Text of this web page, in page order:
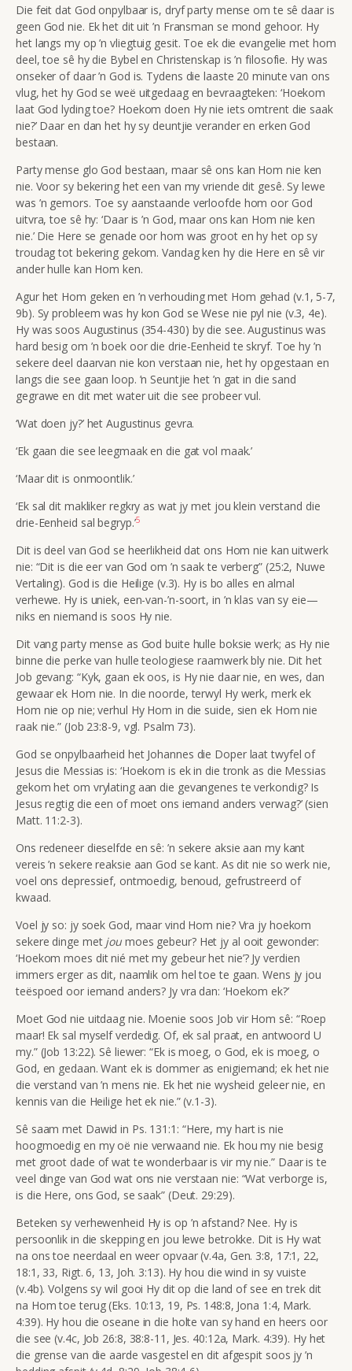
Die feit dat God onpylbaar is, dryf party mense om te sê daar is
geen God nie. Ek het dit uit ’n Fransman se mond gehoor. Hy
het langs my op ’n vliegtuig gesit. Toe ek die evangelie met hom
deel, toe sê hy die Bybel en Christenskap is ’n filosofie. Hy was
onseker of daar ’n God is. Tydens die laaste 20 minute van ons
vlug, het hy God se weë uitgedaag en bevraagteken: ‘Hoekom
laat God lyding toe? Hoekom doen Hy nie iets omtrent die saak
nie?’ Daar en dan het hy sy deuntjie verander en erken God
bestaan.
Party mense glo God bestaan, maar sê ons kan Hom nie ken
nie. Voor sy bekering het een van my vriende dit gesê. Sy lewe
was ’n gemors. Toe sy aanstaande verloofde hom oor God
uitvra, toe sê hy: ‘Daar is ’n God, maar ons kan Hom nie ken
nie.’ Die Here se genade oor hom was groot en hy het op sy
troudag tot bekering gekom. Vandag ken hy die Here en sê vir
ander hulle kan Hom ken.
Agur het Hom geken en ’n verhouding met Hom gehad (v.1, 5-7,
9b). Sy probleem was hy kon God se Wese nie pyl nie (v.3, 4e).
Hy was soos Augustinus (354-430) by die see. Augustinus was
hard besig om ’n boek oor die drie-Eenheid te skryf. Toe hy ’n
sekere deel daarvan nie kon verstaan nie, het hy opgestaan en
langs die see gaan loop. ’n Seuntjie het ’n gat in die sand
gegrawe en dit met water uit die see probeer vul.
‘Wat doen jy?’ het Augustinus gevra.
‘Ek gaan die see leegmaak en die gat vol maak.’
‘Maar dit is onmoontlik.’
‘Ek sal dit makliker regkry as wat jy met jou klein verstand die
drie-Eenheid sal begryp.’5
Dit is deel van God se heerlikheid dat ons Hom nie kan uitwerk
nie: “Dit is die eer van God om ’n saak te verberg” (25:2, Nuwe
Vertaling). God is die Heilige (v.3). Hy is bo alles en almal
verhewe. Hy is uniek, een-van-’n-soort, in ’n klas van sy eie—
niks en niemand is soos Hy nie.
Dit vang party mense as God buite hulle boksie werk; as Hy nie
binne die perke van hulle teologiese raamwerk bly nie. Dit het
Job gevang: “Kyk, gaan ek oos, is Hy nie daar nie, en wes, dan
gewaar ek Hom nie. In die noorde, terwyl Hy werk, merk ek
Hom nie op nie; verhul Hy Hom in die suide, sien ek Hom nie
raak nie.” (Job 23:8-9, vgl. Psalm 73).
God se onpylbaarheid het Johannes die Doper laat twyfel of
Jesus die Messias is: ‘Hoekom is ek in die tronk as die Messias
gekom het om vrylating aan die gevangenes te verkondig? Is
Jesus regtig die een of moet ons iemand anders verwag?’ (sien
Matt. 11:2-3).
Ons redeneer dieselfde en sê: ’n sekere aksie aan my kant
vereis ’n sekere reaksie aan God se kant. As dit nie so werk nie,
voel ons depressief, ontmoedig, benoud, gefrustreerd of
kwaad.
Voel jy so: jy soek God, maar vind Hom nie? Vra jy hoekom
sekere dinge met jou moes gebeur? Het jy al ooit gewonder:
‘Hoekom moes dit nié met my gebeur het nie’? Jy verdien
immers erger as dit, naamlik om hel toe te gaan. Wens jy jou
teëspoed oor iemand anders? Jy vra dan: ‘Hoekom ek?’
Moet God nie uitdaag nie. Moenie soos Job vir Hom sê: “Roep
maar! Ek sal myself verdedig. Of, ek sal praat, en antwoord U
my.” (Job 13:22). Sê liewer:“Ek is moeg, o God, ek is moeg, o
God, en gedaan. Want ek is dommer as enigiemand; ek het nie
die verstand van ’n mens nie. Ek het nie wysheid geleer nie, en
kennis van die Heilige het ek nie.” (v.1-3).
Sê saam met Dawid in Ps. 131:1: “Here, my hart is nie
hoogmoedig en my oë nie verwaand nie. Ek hou my nie besig
met groot dade of wat te wonderbaar is vir my nie.” Daar is te
veel dinge van God wat ons nie verstaan nie: “Wat verborge is,
is die Here, ons God, se saak” (Deut. 29:29).
Beteken sy verhewenheid Hy is op ’n afstand? Nee. Hy is
persoonlik in die skepping en jou lewe betrokke. Dit is Hy wat
na ons toe neerdaal en weer opvaar (v.4a, Gen. 3:8, 17:1, 22,
18:1, 33, Rigt. 6, 13, Joh. 3:13). Hy hou die wind in sy vuiste
(v.4b). Volgens sy wil gooi Hy dit op die land of see en trek dit
na Hom toe terug (Eks. 10:13, 19, Ps. 148:8, Jona 1:4, Mark.
4:39). Hy hou die oseane in die holte van sy hand en heers oor
die see (v.4c, Job 26:8, 38:8-11, Jes. 40:12a, Mark. 4:39). Hy het
die grense van die aarde vasgestel en dit afgespit soos jy ’n